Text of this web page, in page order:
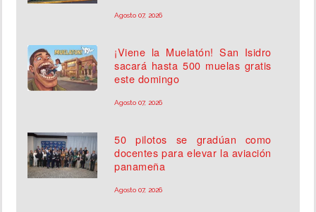
Agosto 07, 2026
¡Viene la Muelatón! San Isidro
sacará hasta 500 muelas gratis
este domingo
Agosto 07, 2026
50 pilotos se gradúan como
docentes para elevar la aviación
panameña
Agosto 07, 2026